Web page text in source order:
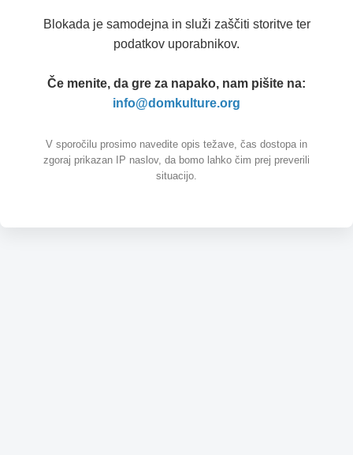
Blokada je samodejna in služi zaščiti storitve ter
podatkov uporabnikov.
Če menite, da gre za napako, nam pišite na:
info@domkulture.org
V sporočilu prosimo navedite opis težave, čas dostopa in
zgoraj prikazan IP naslov, da bomo lahko čim prej preverili
situacijo.